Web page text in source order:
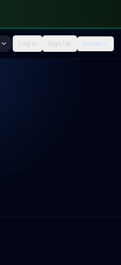
Log In Sign Up Social